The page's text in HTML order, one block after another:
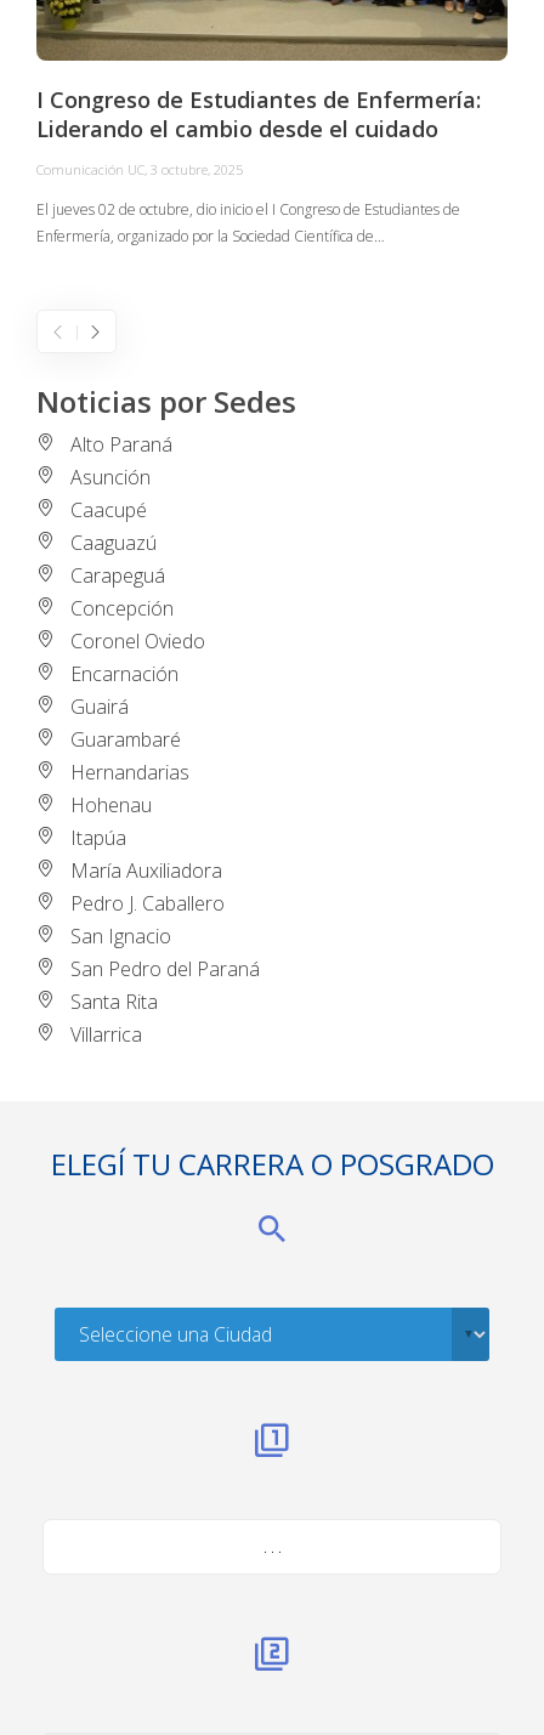
I Congreso de Estudiantes de Enfermería:
Liderando el cambio desde el cuidado
Comunicación UC, 3 octubre, 2025
El jueves 02 de octubre, dio inicio el I Congreso de Estudiantes de
Enfermería, organizado por la Sociedad Científica de…
Noticias por Sedes
Alto Paraná
Asunción
Caacupé
Caaguazú
Carapeguá
Concepción
Coronel Oviedo
Encarnación
Guairá
Guarambaré
Hernandarias
Hohenau
Itapúa
María Auxiliadora
Pedro J. Caballero
San Ignacio
San Pedro del Paraná
Santa Rita
Villarrica
ELEGÍ TU CARRERA O POSGRADO